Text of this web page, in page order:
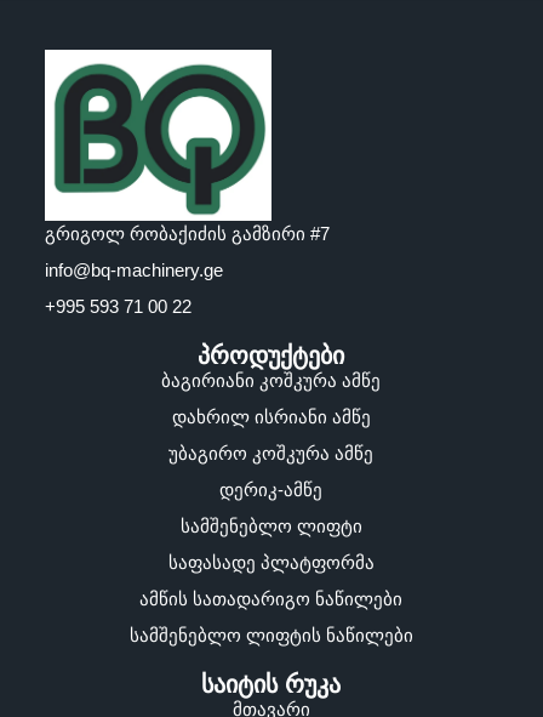
გრიგოლ რობაქიძის გამზირი #7
info@bq-machinery.ge
+995 593 71 00 22
პროდუქტები
ბაგირიანი კოშკურა ამწე
დახრილ ისრიანი ამწე
უბაგირო კოშკურა ამწე
დერიკ-ამწე
სამშენებლო ლიფტი
საფასადე პლატფორმა
ამწის სათადარიგო ნაწილები
სამშენებლო ლიფტის ნაწილები
საიტის რუკა
მთავარი